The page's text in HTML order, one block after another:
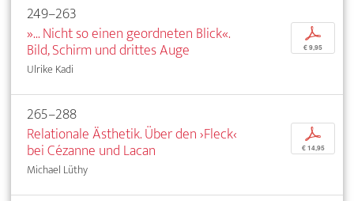
249–263
»... Nicht so einen geordneten Blick«.
Bild, Schirm und drittes Auge
Ulrike Kadi
p
€ 9,95
265–288
Relationale Ästhetik. Über den ›Fleck‹
bei Cézanne und Lacan
Michael Lüthy
p
€ 14,95